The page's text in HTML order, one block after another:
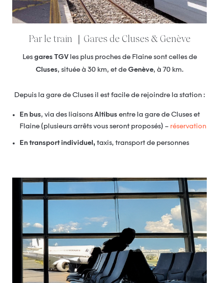
Par le train ｜Gares de Cluses & Genève
Les gares TGVles plus proches de Flaine sont celles de
Cluses, située à 30 km, et de Genève, à 70 km.
Depuis la gare de Cluses il est facile de rejoindre la station :
En bus, via des liaisons Altibus entre la gare de Cluses et
Flaine (plusieurs arrêts vous seront proposés) – réservation
En transport individuel, taxis, transport de personnes